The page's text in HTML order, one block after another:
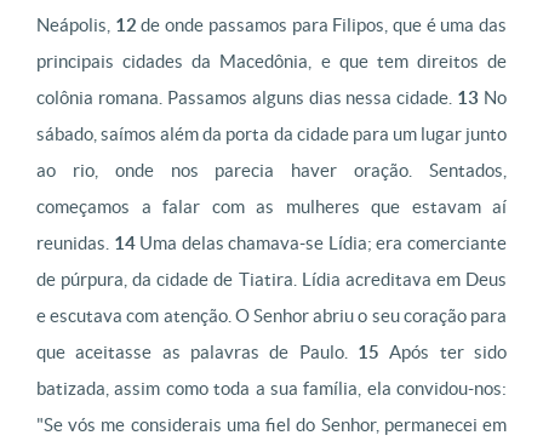
Neápolis, 12 de onde passamos para Filipos, que é uma das
principais cidades da Macedônia, e que tem direitos de
colônia romana. Passamos alguns dias nessa cidade. 13 No
sábado, saímos além da porta da cidade para um lugar junto
ao rio, onde nos parecia haver oração. Sentados,
começamos a falar com as mulheres que estavam aí
reunidas. 14Uma delas chamava-se Lídia; era comerciante
de púrpura, da cidade de Tiatira. Lídia acreditava em Deus
e escutava com atenção. O Senhor abriu o seu coração para
que aceitasse as palavras de Paulo. 15 Após ter sido
batizada, assim como toda a sua família, ela convidou-nos:
"Se vós me considerais uma fiel do Senhor, permanecei em